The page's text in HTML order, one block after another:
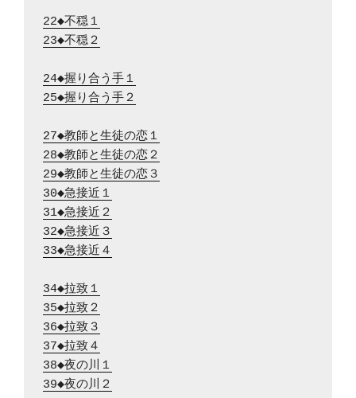
22◆不穏１
23◆不穏２
24◆握り合う手１
25◆握り合う手２
27◆教師と生徒の恋１
28◆教師と生徒の恋２
29◆教師と生徒の恋３
30◆急接近１
31◆急接近２
32◆急接近３
33◆急接近４
34◆拉致１
35◆拉致２
36◆拉致３
37◆拉致４
38◆夜の川１
39◆夜の川２